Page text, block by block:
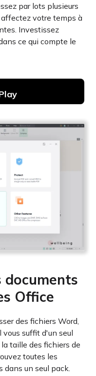
par lots plusieurs
votre temps à
Investissez
ce qui compte le
documents
Office
des fichiers Word,
vous suffit d'un seul
taille des fichiers de
toutes les
un seul pack.